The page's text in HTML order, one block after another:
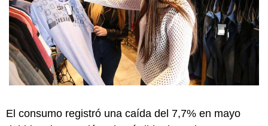
El consumo registró una caída del 7,7% en mayo